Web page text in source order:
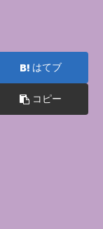
はてブ
コピー